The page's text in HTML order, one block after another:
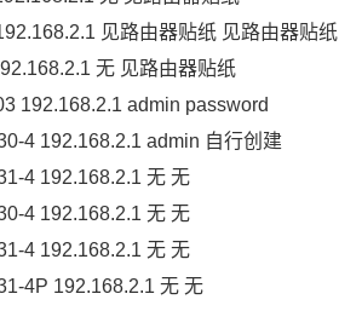
见路由器贴纸 见路由器贴纸
无 见路由器贴纸
192.168.2.1 admin password
4 192.168.2.1 admin 自行创建
4 192.168.2.1 无 无
4 192.168.2.1 无 无
4 192.168.2.1 无 无
4P 192.168.2.1 无 无